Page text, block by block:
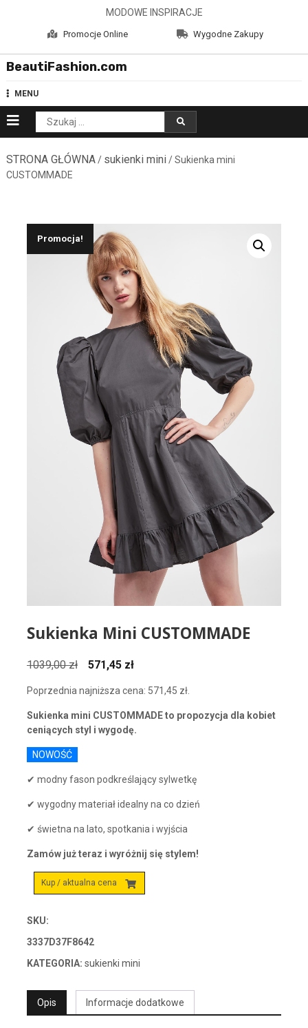
MODOWE INSPIRACJE
Promocje Online Wygodne Zakupy
BeautiFashion.com
MENU
Szukaj:
STRONA GŁÓWNA/ sukienki mini/ Sukienka mini
CUSTOMMADE
Promocja!
Sukienka Mini CUSTOMMADE
1039,00zł
Pierwotna
wynosiła:
1039,00 zł.
571,45 złAktualna
wynosi:
571,45 zł.
Poprzednia najniższa cena: 571,45 zł.
Sukienka mini CUSTOMMADE to propozycja dla kobiet
ceniących styl i wygodę.
NOWOŚĆ
✔ modny fason podkreślający sylwetkę
✔ wygodny materiał idealny na co dzień
✔ świetna na lato, spotkania i wyjścia
Zamów już teraz i wyróżnij się stylem!
Kup / aktualna cena
SKU:
3337D37F8642
KATEGORIA: sukienki mini
Opis Informacje dodatkowe